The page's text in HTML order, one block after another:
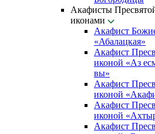
Акафисты
иконами
Акафист
«Абалацкая»
Акафист
иконой «Аз
вы»
Акафист
иконой
Акафист
иконой
Акафист